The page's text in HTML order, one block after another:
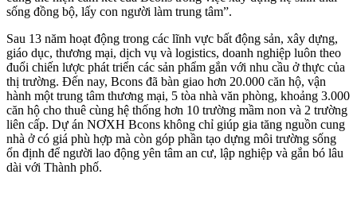
sống đồng bộ, lấy con người làm trung tâm”.
Sau 13 năm hoạt động trong các lĩnh vực bất động sản, xây dựng,
giáo dục, thương mại, dịch vụ và logistics, doanh nghiệp luôn theo
đuổi chiến lược phát triển các sản phẩm gắn với nhu cầu ở thực của
thị trường. Đến nay, Bcons đã bàn giao hơn 20.000 căn hộ, vận
hành một trung tâm thương mại, 5 tòa nhà văn phòng, khoảng 3.000
căn hộ cho thuê cùng hệ thống hơn 10 trường mầm non và 2 trường
liên cấp. Dự án NƠXH Bcons không chỉ giúp gia tăng nguồn cung
nhà ở có giá phù hợp mà còn góp phần tạo dựng môi trường sống
ổn định để người lao động yên tâm an cư, lập nghiệp và gắn bó lâu
dài với Thành phố.